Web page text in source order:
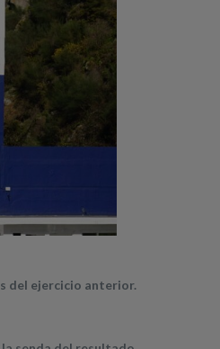
del ejercicio anterior.